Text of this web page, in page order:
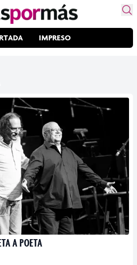
IMPRESO
A POETA